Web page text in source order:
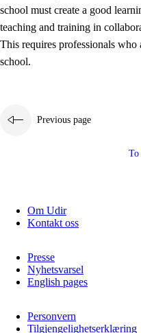
3.2 Teaching and
3.3 Cooperation
3.4
On-the-job training
3.5 Professional
school must create a good
teaching and training in
This requires professionals
school.
Previous page
To
Om Udir
Kontakt oss
Presse
Nyhetsvarsel
English pages
Personvern
Tilgjengelighetserklæring